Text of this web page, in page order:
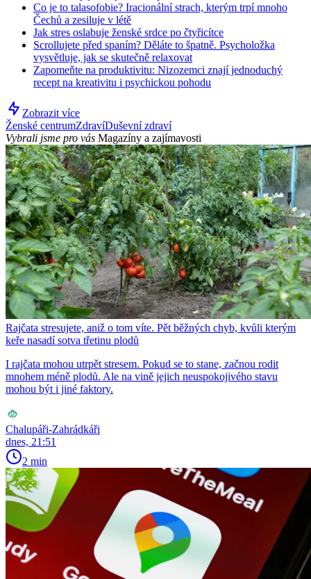
Co je to talasofobie? Iracionální strach, kterým trpí mnoho
Čechů a zesiluje v létě
Jak stres oslabuje ženské srdce po čtyřicítce
Scrollujete před spaním? Děláte to špatně. Psycholožka
vysvětluje, jak se skutečně relaxovat
Zapomeňte na produktivitu: Nizozemci znají jednoduchý
recept na kreativitu i psychickou pohodu
Zobrazit více
Ženské centrumZdravíDuševní zdraví
Vybrali jsme pro vás Magazíny a zajímavosti
Rajčata stresujete, aniž o tom víte. Pět běžných chyb, kvůli kterým
keře nasadí sotva třetinu plodů
I rajčata mohou utrpět stresem. Pokud se to stane, začnou rodit
mnohem méně plodů. Ale na vině jejich neuspokojivého stavu
mohou být i jiné faktory.
Chalupáři-Zahrádkáři
dnes, 21:51
2 min